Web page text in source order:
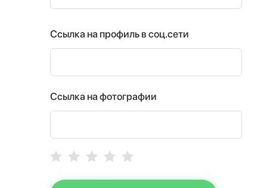
Ссылка на профиль в соц.сети
Ссылка на фотографии